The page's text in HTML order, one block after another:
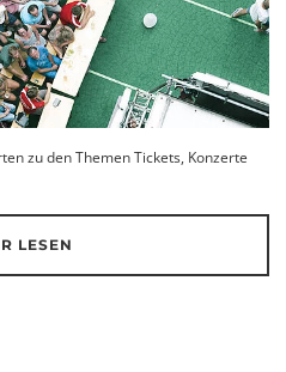
zu den Themen Tickets, Konzerte
LESEN